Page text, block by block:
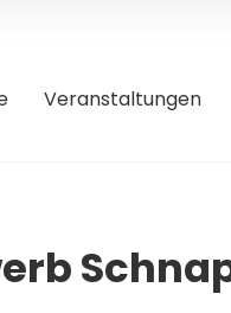
Veranstaltungen